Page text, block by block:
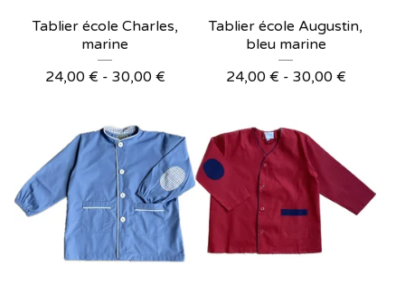
Tablier école Charles,
marine
24,00 € - 30,00 €
Tablier école Augustin,
bleu marine
24,00 € - 30,00 €